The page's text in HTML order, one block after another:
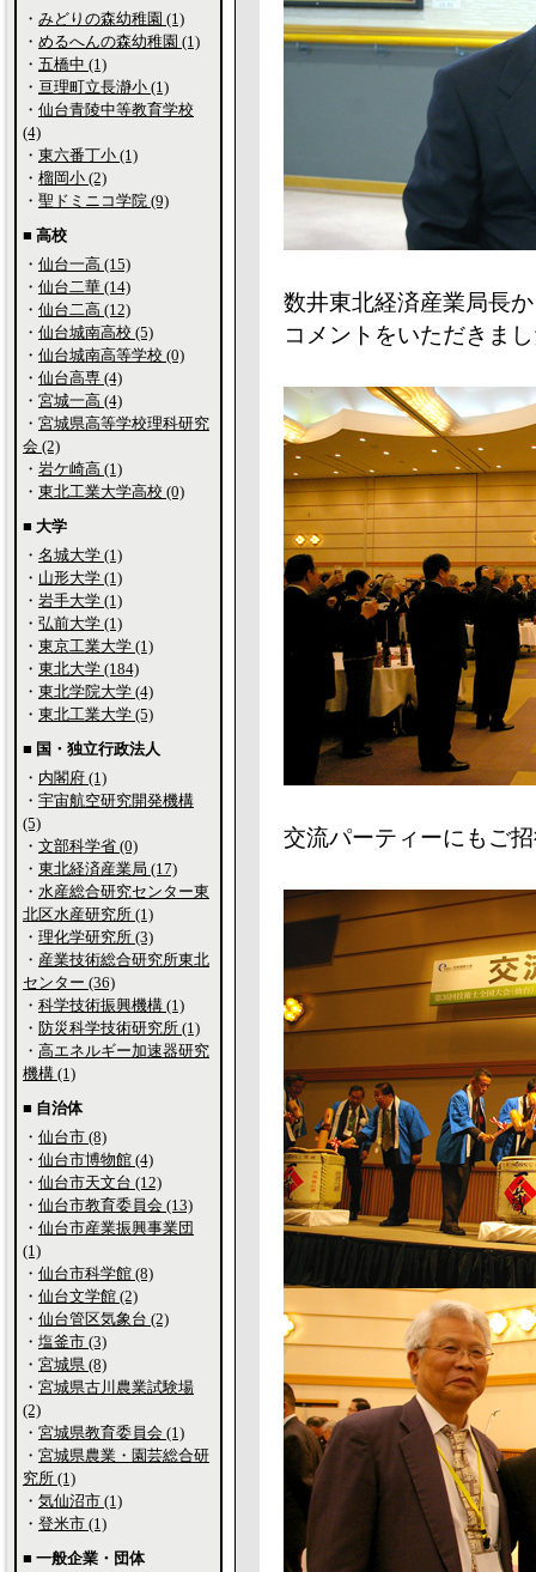
数井東北経済産業局長
コメントをいただきま
交流パーティーにもご
・ みどりの森幼稚園 (1)
・ めるへんの森幼稚園 (1)
・ 五橋中 (1)
・ 亘理町立長瀞小 (1)
・ 仙台青陵中等教育学校
(4)
・ 東六番丁小 (1)
・ 榴岡小 (2)
・ 聖ドミニコ学院 (9)
■ 高校
・ 仙台一高 (15)
・ 仙台二華 (14)
・ 仙台二高 (12)
・ 仙台城南高校 (5)
・ 仙台城南高等学校 (0)
・ 仙台高専 (4)
・ 宮城一高 (4)
・ 宮城県高等学校理科研究
会 (2)
・ 岩ケ崎高 (1)
・ 東北工業大学高校 (0)
■ 大学
・ 名城大学 (1)
・ 山形大学 (1)
・ 岩手大学 (1)
・ 弘前大学 (1)
・ 東京工業大学 (1)
・ 東北大学 (184)
・ 東北学院大学 (4)
・ 東北工業大学 (5)
■ 国・独立行政法人
・ 内閣府 (1)
・ 宇宙航空研究開発機構
(5)
・ 文部科学省 (0)
・ 東北経済産業局 (17)
・ 水産総合研究センター東
北区水産研究所 (1)
・ 理化学研究所 (3)
・ 産業技術総合研究所東北
センター (36)
・ 科学技術振興機構 (1)
・ 防災科学技術研究所 (1)
・ 高エネルギー加速器研究
機構 (1)
■ 自治体
・ 仙台市 (8)
・ 仙台市博物館 (4)
・ 仙台市天文台 (12)
・ 仙台市教育委員会 (13)
・ 仙台市産業振興事業団
(1)
・ 仙台市科学館 (8)
・ 仙台文学館 (2)
・ 仙台管区気象台 (2)
・ 塩釜市 (3)
・ 宮城県 (8)
・ 宮城県古川農業試験場
(2)
・ 宮城県教育委員会 (1)
・ 宮城県農業・園芸総合研
究所 (1)
・ 気仙沼市 (1)
・ 登米市 (1)
■ 一般企業・団体